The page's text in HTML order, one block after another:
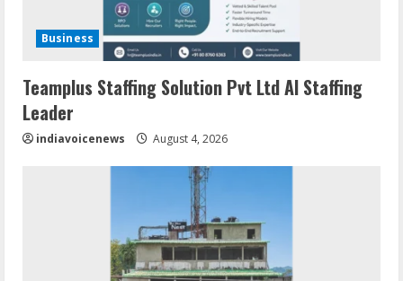
Business
Teamplus Staffing Solution Pvt Ltd AI Staffing
Leader
indiavoicenews August 4, 2026